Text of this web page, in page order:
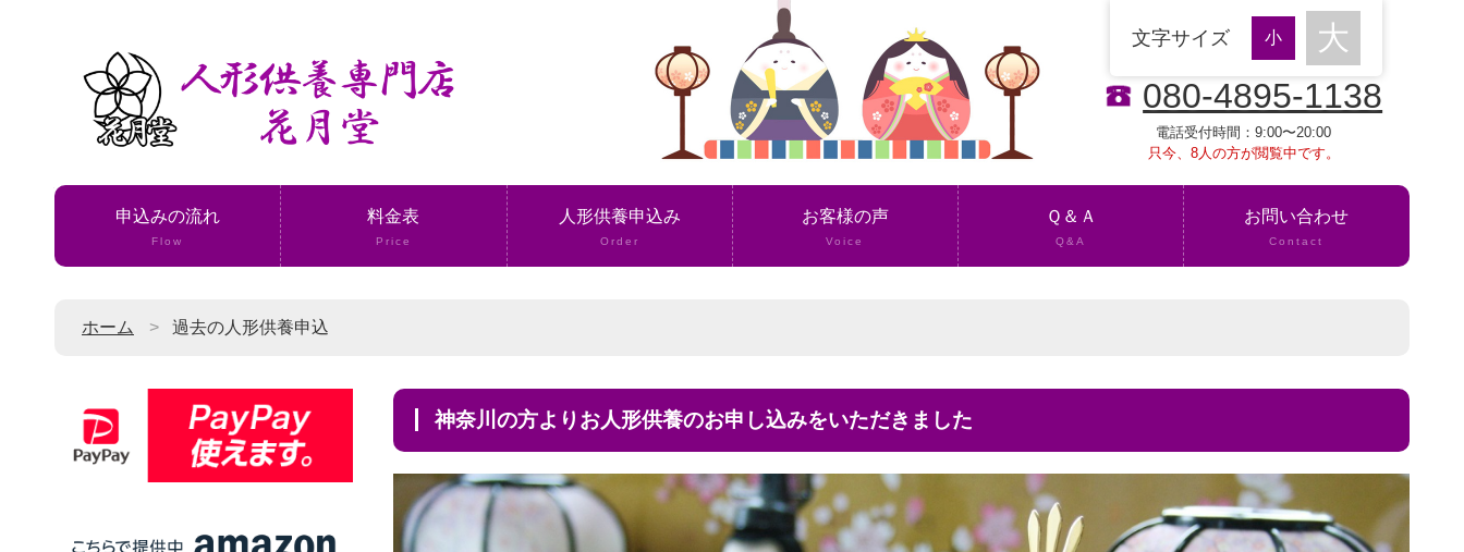
080-4895-1138
電話受付時間：9:00〜20:00
只今、8人の方が閲覧中です。
文字サイズ
申込みの流れ
Flow
料金表
Price
人形供養申込み
Order
お客様の声
Voice
Ｑ＆Ａ
Q&A
お問い合わせ
Contact
ホーム 過去の人形供養申込
神奈川の方よりお人形供養のお申し込みをいただきました